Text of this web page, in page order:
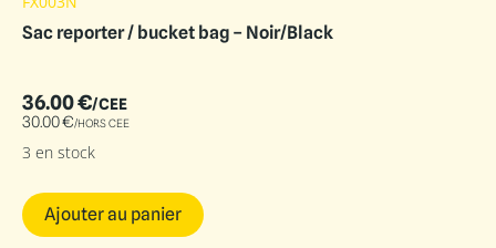
Sac reporter / bucket bag – Noir/Black
36.00€/CEE
30.00€/HORS CEE
3 en stock
Ajouter au panier